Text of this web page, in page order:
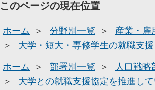
このページの現在位置
ホーム 分野別一覧 産業・雇
大学・短大・専修学生の就職支援
ホーム 部署別一覧 人口戦略
大学との就職支援協定を推進し